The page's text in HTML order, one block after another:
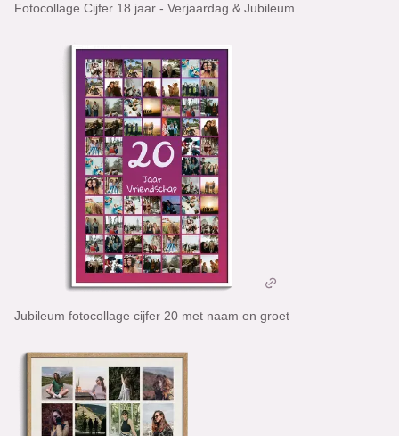
Fotocollage Cijfer 18 jaar - Verjaardag & Jubileum
Jubileum fotocollage cijfer 20 met naam en groet